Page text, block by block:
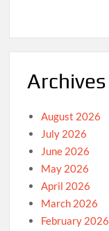
Archives
August 2026
July 2026
June 2026
May 2026
April 2026
March 2026
February 2026